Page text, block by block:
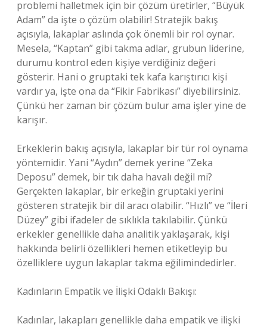
problemi halletmek için bir çözüm üretirler, “Büyük
Adam” da işte o çözüm olabilir! Stratejik bakış
açısıyla, lakaplar aslında çok önemli bir rol oynar.
Mesela, “Kaptan” gibi takma adlar, grubun liderine,
durumu kontrol eden kişiye verdiğiniz değeri
gösterir. Hani o gruptaki tek kafa karıştırıcı kişi
vardır ya, işte ona da “Fikir Fabrikası” diyebilirsiniz.
Çünkü her zaman bir çözüm bulur ama işler yine de
karışır.
Erkeklerin bakış açısıyla, lakaplar bir tür rol oynama
yöntemidir. Yani “Aydın” demek yerine “Zeka
Deposu” demek, bir tık daha havalı değil mi?
Gerçekten lakaplar, bir erkeğin gruptaki yerini
gösteren stratejik bir dil aracı olabilir. “Hızlı” ve “İleri
Düzey” gibi ifadeler de sıklıkla takılabilir. Çünkü
erkekler genellikle daha analitik yaklaşarak, kişi
hakkında belirli özellikleri hemen etiketleyip bu
özelliklere uygun lakaplar takma eğilimindedirler.
Kadınların Empatik ve İlişki Odaklı Bakışı:
Kadınlar, lakapları genellikle daha empatik ve ilişki